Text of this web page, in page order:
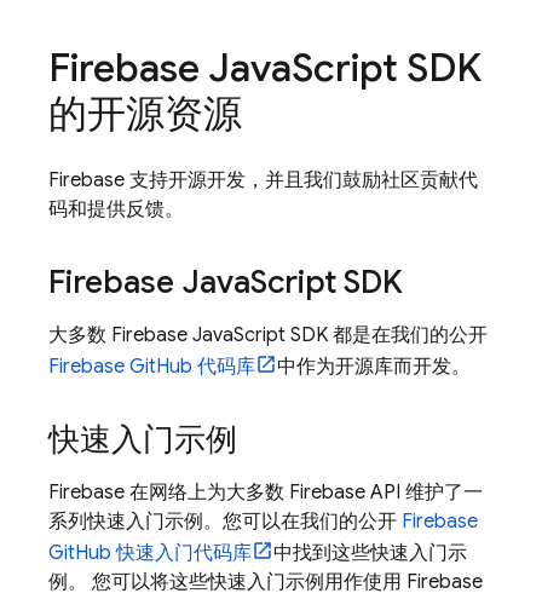
Firebase JavaScript SDK
的开源资源
Firebase 支持开源开发，并且我们鼓励社区贡献代
码和提供反馈。
Firebase JavaScript SDK
大多数 Firebase JavaScript SDK 都是在我们的公开
Firebase GitHub 代码库
中作为开源库而开发。
快速入门示例
Firebase 在网络上为大多数 Firebase API 维护了一
系列快速入门示例。您可以在我们的公开 Firebase
GitHub 快速入门代码库
中找到这些快速入门示
例。 您可以将这些快速入门示例用作使用 Firebase